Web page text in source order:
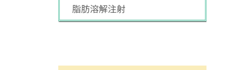
脂肪溶解注射